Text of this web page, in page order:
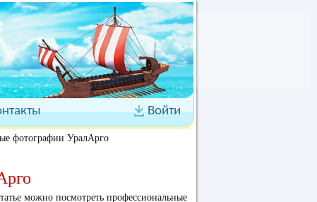
Войти
фотографии УралАрго
можно посмотреть профессиональные